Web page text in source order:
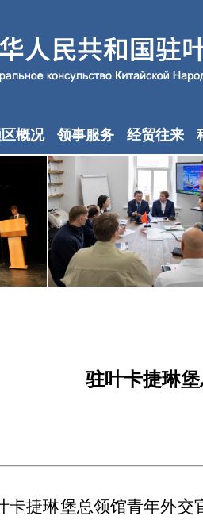
概况 领事服务 经贸往来
驻叶卡捷琳
卡捷琳堡总领馆青年外